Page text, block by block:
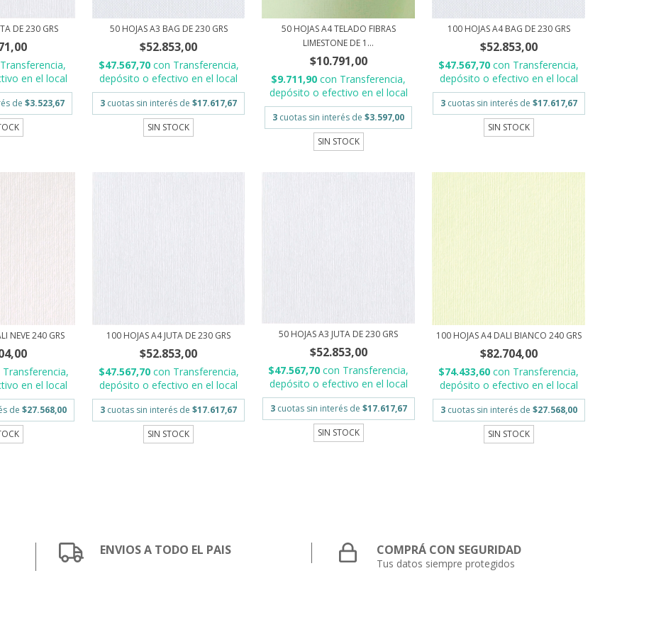
DE 230 GRS
Transferencia,
en el local
de $3.523,67
50 HOJAS A3 BAG DE 230 GRS
$52.853,00
$47.567,70 con Transferencia,
depósito o efectivo en el local
3 cuotas sin interés de$17.617,67
SIN STOCK
50 HOJAS A4 TELADO FIBRAS
LIMESTONE DE 1...
$10.791,00
$9.711,90con Transferencia,
depósito o efectivo en el local
3 cuotas sin interés de$3.597,00
SIN STOCK
100 HOJAS A4 BAG DE 230 GRS
$52.853,00
$47.567,70con Transferencia,
depósito o efectivo en el local
3 cuotas sin interés de $17.617,67
SIN STOCK
NEVE 240 GRS
Transferencia,
en el local
de$27.568,00
100 HOJAS A4 JUTA DE 230 GRS
$52.853,00
$47.567,70 con Transferencia,
depósito o efectivo en el local
3 cuotas sin interés de$17.617,67
SIN STOCK
50 HOJAS A3 JUTA DE 230 GRS
$52.853,00
$47.567,70con Transferencia,
depósito o efectivo en el local
3 cuotas sin interés de $17.617,67
SIN STOCK
100 HOJAS A4 DALI BIANCO 240 GRS
$82.704,00
$74.433,60con Transferencia,
depósito o efectivo en el local
3 cuotas sin interés de $27.568,00
SIN STOCK
ENVIOS A TODO EL PAIS COMPRÁ CON SEGURIDAD
Tus datos siempre protegidos